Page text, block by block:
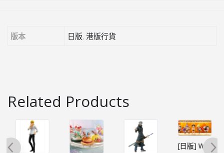
版本 日版, 港版行貨
Related Products
[日版] WCF－Battle of Luffy Whole Cake Island（6個SET）